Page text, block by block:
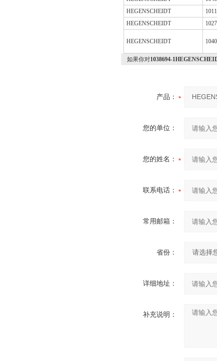
HEGENSCHEIDT
HEGENSCHEIDT
HEGENSCHEIDT
如果你对1038694-
产品：
您的单位：
您的姓名：
联系电话：
常用邮箱：
省份：
详细地址：
补充说明：